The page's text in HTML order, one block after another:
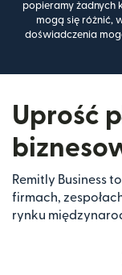
popieramy żadnych
mogą się różnić,
doświadczenia
Uprość
Remitly Business
firmach,
rynku